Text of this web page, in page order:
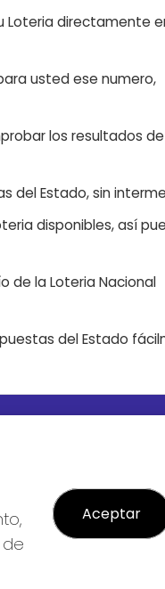
Loteria directamente
usted ese numero,
los resultados
del Estado, sin
disponibles, así
de la Loteria Nacional
del Estado
Política de Privacidad
Política de Cookies
Condiciones de Compra
Aceptar